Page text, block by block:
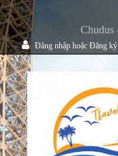
Chudus
Đăng nhập hoặc Đăng ký